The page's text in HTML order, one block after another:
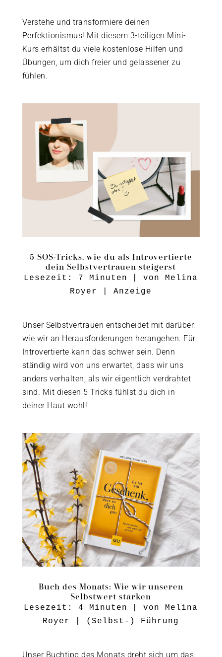
Verstehe und transformiere deinen
Perfektionismus! Mit diesem 3-teiligen Mini-
Kurs erhältst du viele kostenlose Hilfen und
Übungen, um dich freier und gelassener zu
fühlen.
5 SOS-Tricks, wie du als Introvertierte
dein Selbstvertrauen steigerst
Lesezeit: 7 Minuten | von Melina
Royer
|Anzeige
Unser Selbstvertrauen entscheidet mit darüber,
wie wir an Herausforderungen herangehen. Für
Introvertierte kann das schwer sein. Denn
ständig wird von uns erwartet, dass wir uns
anders verhalten, als wir eigentlich verdrahtet
sind. Mit diesen 5 Tricks fühlst du dich in
deiner Haut wohl!
Buch des Monats: Wie wir unseren
Selbstwert stärken
Lesezeit: 4 Minuten | von Melina
Royer
(Selbst-) Führung
Unser Buchtipp des Monats dreht sich um das